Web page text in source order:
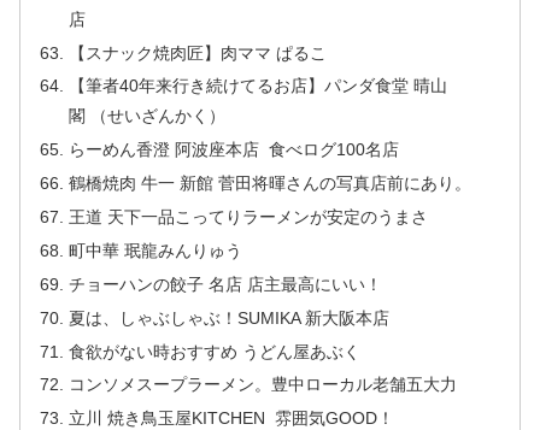
店
【スナック焼肉匠】肉ママ ぱるこ
【筆者40年来行き続けてるお店】パンダ食堂 晴山
閣 （せいざんかく）
らーめん香澄 阿波座本店 食べログ100名店
鶴橋焼肉 牛一 新館 菅田将暉さんの写真店前にあり。
王道 天下一品こってりラーメンが安定のうまさ
町中華 珉龍みんりゅう
チョーハンの餃子 名店 店主最高にいい！
夏は、しゃぶしゃぶ！SUMIKA 新大阪本店
食欲がない時おすすめ うどん屋あぶく
コンソメスープラーメン。豊中ローカル老舗五大力
立川 焼き鳥玉屋KITCHEN 雰囲気GOOD！